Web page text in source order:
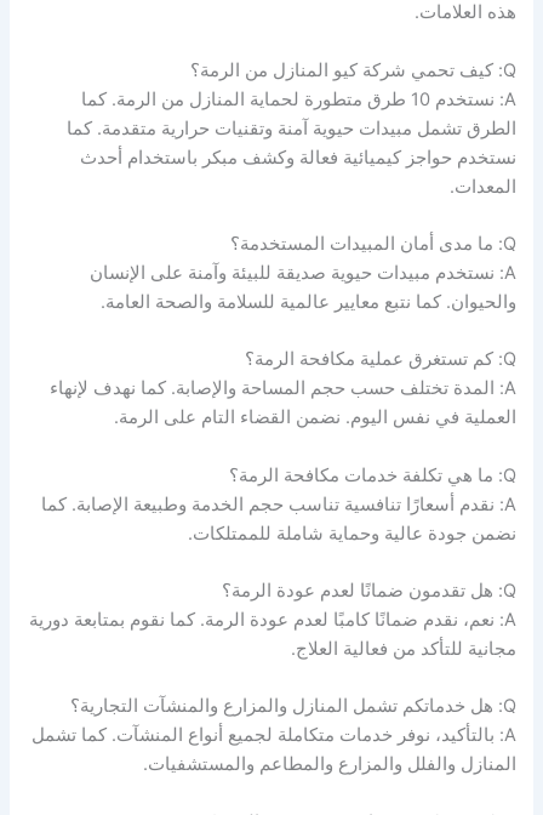
هذه العلامات.
Q: كيف تحمي شركة كيو المنازل من الرمة؟
A: نستخدم 10 طرق متطورة لحماية المنازل من الرمة. كما
الطرق تشمل مبيدات حيوية آمنة وتقنيات حرارية متقدمة. كما
نستخدم حواجز كيميائية فعالة وكشف مبكر باستخدام أحدث
المعدات.
Q: ما مدى أمان المبيدات المستخدمة؟
A: نستخدم مبيدات حيوية صديقة للبيئة وآمنة على الإنسان
والحيوان. كما نتبع معايير عالمية للسلامة والصحة العامة.
Q: كم تستغرق عملية مكافحة الرمة؟
A: المدة تختلف حسب حجم المساحة والإصابة. كما نهدف لإنهاء
العملية في نفس اليوم. نضمن القضاء التام على الرمة.
Q: ما هي تكلفة خدمات مكافحة الرمة؟
A: نقدم أسعارًا تنافسية تناسب حجم الخدمة وطبيعة الإصابة. كما
نضمن جودة عالية وحماية شاملة للممتلكات.
Q: هل تقدمون ضمانًا لعدم عودة الرمة؟
A: نعم، نقدم ضمانًا كامبًا لعدم عودة الرمة. كما نقوم بمتابعة دورية
مجانية للتأكد من فعالية العلاج.
Q: هل خدماتكم تشمل المنازل والمزارع والمنشآت التجارية؟
A: بالتأكيد، نوفر خدمات متكاملة لجميع أنواع المنشآت. كما تشمل
المنازل والفلل والمزارع والمطاعم والمستشفيات.